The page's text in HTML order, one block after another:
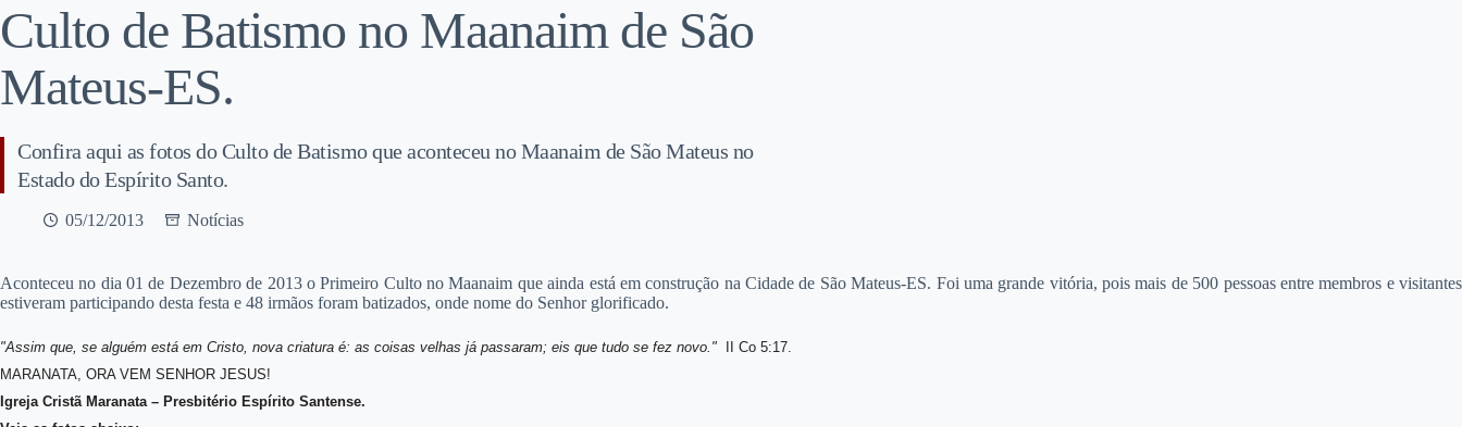
Culto de Batismo no Maanaim de São
Mateus-ES.
Confira aqui as fotos do Culto de Batismo que aconteceu no Maanaim de São Mateus no
Estado do Espírito Santo.
05/12/2013 Notícias
Aconteceu no dia 01 de Dezembro de 2013 o Primeiro Culto no Maanaim que ainda está em construção na Cidade de São Mateus-ES. Foi uma grande vitória, pois mais de 500 pessoas entre membros e visitantes
estiveram participando desta festa e 48 irmãos foram batizados, onde nome do Senhor glorificado.
"Assim que, se alguém está em Cristo, nova criatura é: as coisas velhas já passaram; eis que tudo se fez novo."
II Co 5:17.
MARANATA, ORA VEM SENHOR JESUS!
Igreja Cristã Maranata – Presbitério Espírito Santense.